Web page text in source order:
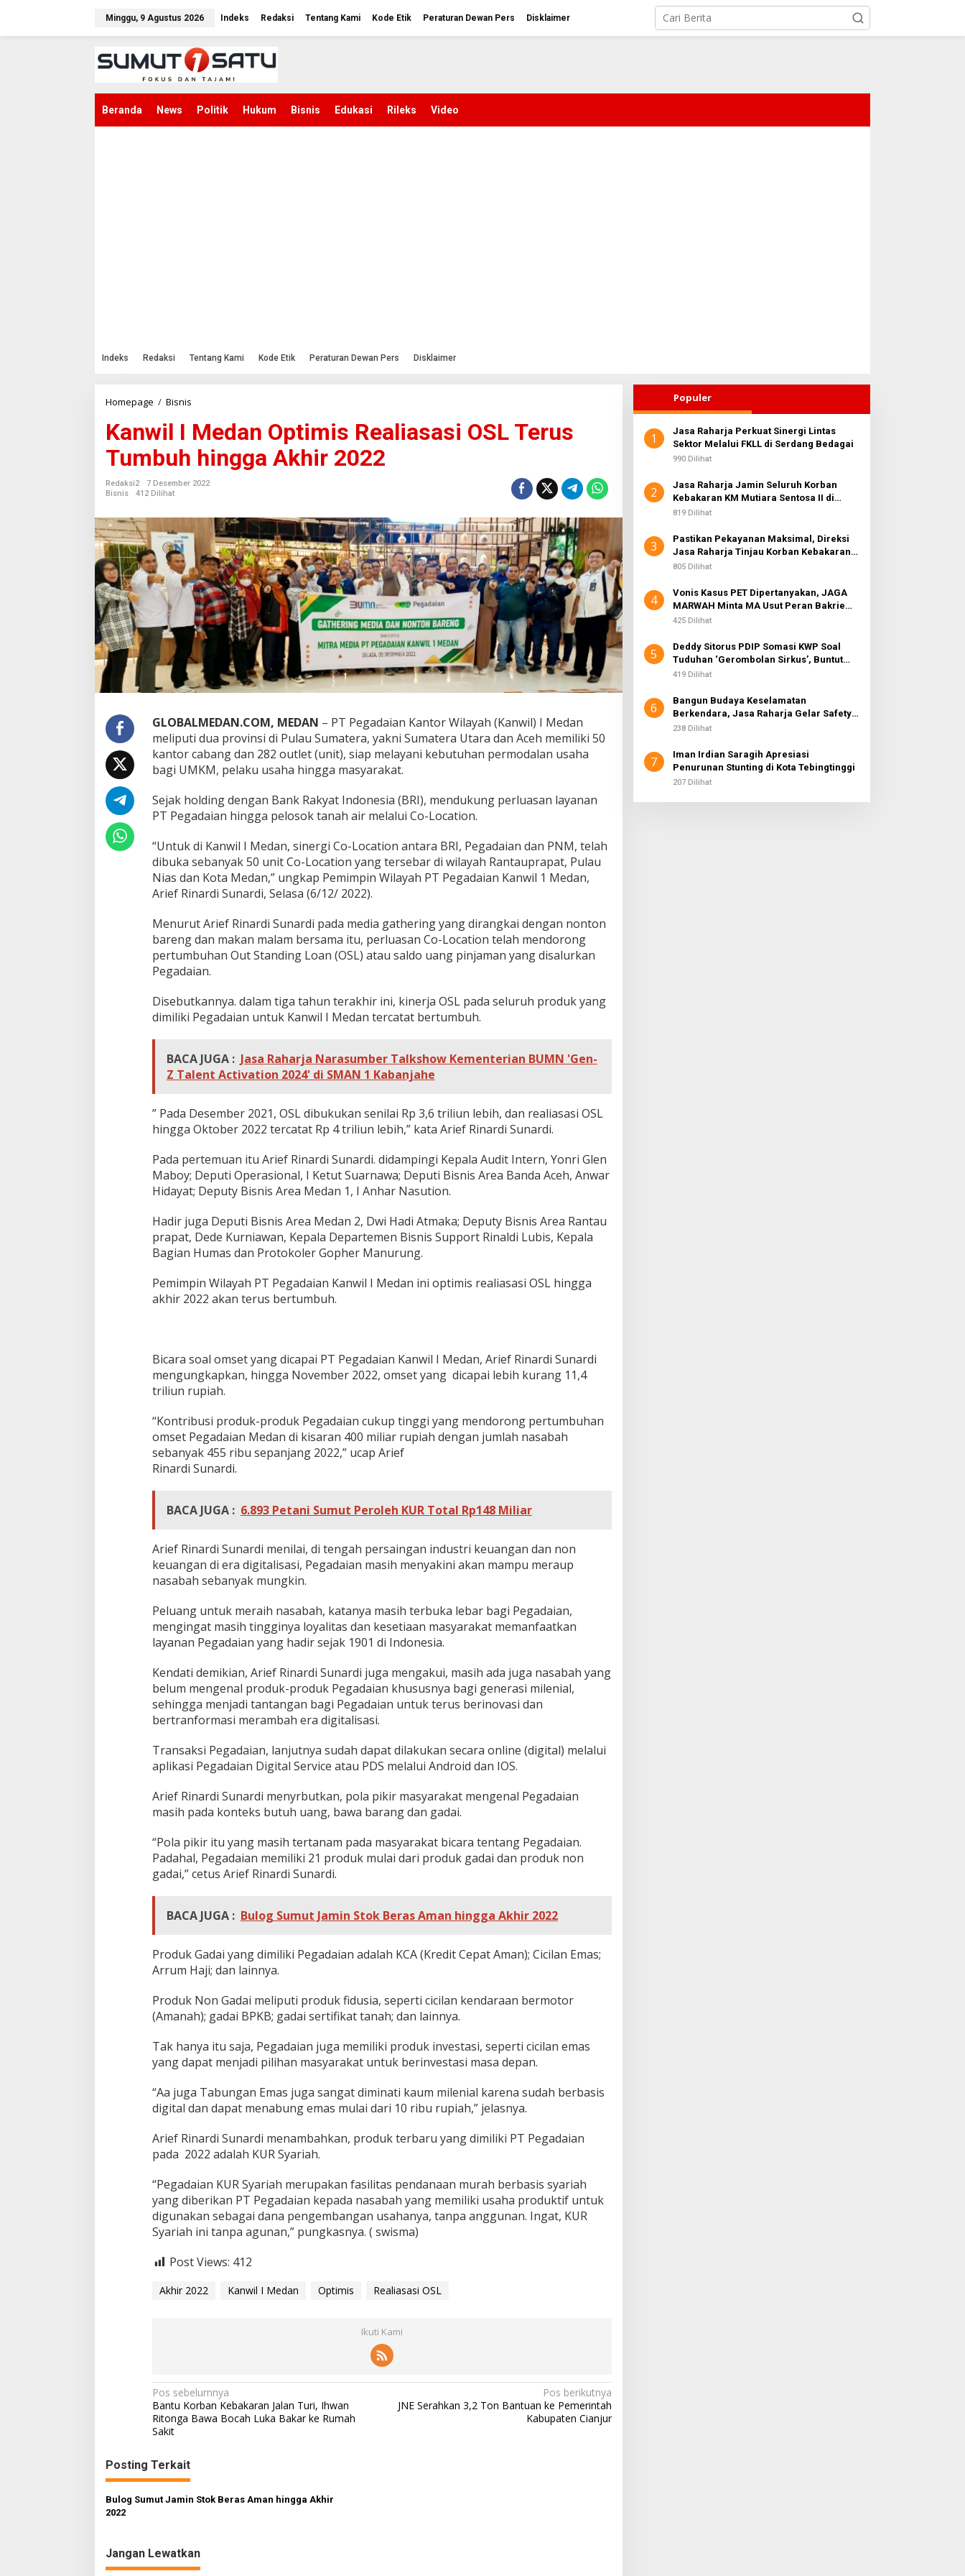
Minggu, 9 Agustus 2026 Indeks Redaksi Tentang Kami Kode Etik Peraturan Dewan Pers Disklaimer
Beranda News Politik Hukum Bisnis Edukasi Rileks Video
Indeks Redaksi Tentang Kami Kode Etik Peraturan Dewan Pers Disklaimer
Homepage / Bisnis
n
w
I
d
a
n
O
p
t
i
m
i
s
R
e
l
s
a
s
O
L
T
r
u
s
T
u
b
u
h
h
i
g
g
a
h
i
0
2
Kanwil I Medan Optimis Realiasasi OSL Terus
Tumbuh hingga Akhir 2022
Redaksi2
7 Desember 2022
Bisnis
412 Dilihat
GLOBALMEDAN.COM, MEDAN – PT Pegadaian Kantor Wilayah (Kanwil) I Medan
meliputi dua provinsi di Pulau Sumatera, yakni Sumatera Utara dan Aceh memiliki 50
kantor cabang dan 282 outlet (unit), siap melayani kebutuhan permodalan usaha
bagi UMKM, pelaku usaha hingga masyarakat.
Sejak holding dengan Bank Rakyat Indonesia (BRI), mendukung perluasan layanan
PT Pegadaian hingga pelosok tanah air melalui Co-Location.
“Untuk di Kanwil I Medan, sinergi Co-Location antara BRI, Pegadaian dan PNM, telah
dibuka sebanyak 50 unit Co-Location yang tersebar di wilayah Rantauprapat, Pulau
Nias dan Kota Medan,” ungkap Pemimpin Wilayah PT Pegadaian Kanwil 1 Medan,
Arief Rinardi Sunardi, Selasa (6/12/ 2022).
Menurut Arief Rinardi Sunardi pada media gathering yang dirangkai dengan nonton
bareng dan makan malam bersama itu, perluasan Co-Location telah mendorong
pertumbuhan Out Standing Loan (OSL) atau saldo uang pinjaman yang disalurkan
Pegadaian.
Disebutkannya. dalam tiga tahun terakhir ini, kinerja OSL pada seluruh produk yang
dimiliki Pegadaian untuk Kanwil I Medan tercatat bertumbuh.
BACA JUGA : Jasa Raharja Narasumber Talkshow Kementerian BUMN 'Gen-
Z Talent Activation 2024' di SMAN 1 Kabanjahe
” Pada Desember 2021, OSL dibukukan senilai Rp 3,6 triliun lebih, dan realiasasi OSL
hingga Oktober 2022 tercatat Rp 4 triliun lebih,” kata Arief Rinardi Sunardi.
Pada pertemuan itu Arief Rinardi Sunardi. didampingi Kepala Audit Intern, Yonri Glen
Maboy; Deputi Operasional, I Ketut Suarnawa; Deputi Bisnis Area Banda Aceh, Anwar
Hidayat; Deputy Bisnis Area Medan 1, I Anhar Nasution.
Hadir juga Deputi Bisnis Area Medan 2, Dwi Hadi Atmaka; Deputy Bisnis Area Rantau
prapat, Dede Kurniawan, Kepala Departemen Bisnis Support Rinaldi Lubis, Kepala
Bagian Humas dan Protokoler Gopher Manurung.
Pemimpin Wilayah PT Pegadaian Kanwil I Medan ini optimis realiasasi OSL hingga
akhir 2022 akan terus bertumbuh.
Bicara soal omset yang dicapai PT Pegadaian Kanwil I Medan, Arief Rinardi Sunardi
mengungkapkan, hingga November 2022, omset yang dicapai lebih kurang 11,4
triliun rupiah.
“Kontribusi produk-produk Pegadaian cukup tinggi yang mendorong pertumbuhan
omset Pegadaian Medan di kisaran 400 miliar rupiah dengan jumlah nasabah
sebanyak 455 ribu sepanjang 2022,” ucap Arief
Rinardi Sunardi.
BACA JUGA : 6.893 Petani Sumut Peroleh KUR Total Rp148 Miliar
Arief Rinardi Sunardi menilai, di tengah persaingan industri keuangan dan non
keuangan di era digitalisasi, Pegadaian masih menyakini akan mampu meraup
nasabah sebanyak mungkin.
Peluang untuk meraih nasabah, katanya masih terbuka lebar bagi Pegadaian,
mengingat masih tingginya loyalitas dan kesetiaan masyarakat memanfaatkan
layanan Pegadaian yang hadir sejak 1901 di Indonesia.
Kendati demikian, Arief Rinardi Sunardi juga mengakui, masih ada juga nasabah yang
belum mengenal produk-produk Pegadaian khususnya bagi generasi milenial,
sehingga menjadi tantangan bagi Pegadaian untuk terus berinovasi dan
bertranformasi merambah era digitalisasi.
Transaksi Pegadaian, lanjutnya sudah dapat dilakukan secara online (digital) melalui
aplikasi Pegadaian Digital Service atau PDS melalui Android dan IOS.
Arief Rinardi Sunardi menyrbutkan, pola pikir masyarakat mengenal Pegadaian
masih pada konteks butuh uang, bawa barang dan gadai.
“Pola pikir itu yang masih tertanam pada masyarakat bicara tentang Pegadaian.
Padahal, Pegadaian memiliki 21 produk mulai dari produk gadai dan produk non
gadai,” cetus Arief Rinardi Sunardi.
BACA JUGA : Bulog Sumut Jamin Stok Beras Aman hingga Akhir 2022
Produk Gadai yang dimiliki Pegadaian adalah KCA (Kredit Cepat Aman); Cicilan Emas;
Arrum Haji; dan lainnya.
Produk Non Gadai meliputi produk fidusia, seperti cicilan kendaraan bermotor
(Amanah); gadai BPKB; gadai sertifikat tanah; dan lainnya.
Tak hanya itu saja, Pegadaian juga memiliki produk investasi, seperti cicilan emas
yang dapat menjadi pilihan masyarakat untuk berinvestasi masa depan.
“Aa juga Tabungan Emas juga sangat diminati kaum milenial karena sudah berbasis
digital dan dapat menabung emas mulai dari 10 ribu rupiah,” jelasnya.
Arief Rinardi Sunardi menambahkan, produk terbaru yang dimiliki PT Pegadaian
pada 2022 adalah KUR Syariah.
“Pegadaian KUR Syariah merupakan fasilitas pendanaan murah berbasis syariah
yang diberikan PT Pegadaian kepada nasabah yang memiliki usaha produktif untuk
digunakan sebagai dana pengembangan usahanya, tanpa anggunan. Ingat, KUR
Syariah ini tanpa agunan,” pungkasnya. ( swisma)
Post Views: 412
Akhir 2022 Kanwil I Medan Optimis Realiasasi OSL
Ikuti Kami
N
a
v
i
g
a
p
Pos sebelumnya
Bantu Korban Kebakaran Jalan Turi, Ihwan
Ritonga Bawa Bocah Luka Bakar ke Rumah
Sakit
Pos berikutnya
JNE Serahkan 3,2 Ton Bantuan ke Pemerintah
Kabupaten Cianjur
Posting Terkait
Bulog Sumut Jamin Stok Beras Aman hingga Akhir
2022
Jangan Lewatkan
Populer
1
Jasa Raharja Perkuat Sinergi Lintas
Sektor Melalui FKLL di Serdang Bedagai
990 Dilihat
2
Jasa Raharja Jamin Seluruh Korban
Kebakaran KM Mutiara Sentosa II di
Perairan Sumenep
819 Dilihat
3
Pastikan Pekayanan Maksimal, Direksi
Jasa Raharja Tinjau Korban Kebakaran
KM Mutiara Sentosa II
805 Dilihat
4
Vonis Kasus PET Dipertanyakan, JAGA
MARWAH Minta MA Usut Peran Bakrie
Group
425 Dilihat
5
Deddy Sitorus PDIP Somasi KWP Soal
Tuduhan ‘Gerombolan Sirkus’, Buntut
Rapat Komisi II Dipimpin Sufmi Dasco
419 Dilihat
6
Bangun Budaya Keselamatan
Berkendara, Jasa Raharja Gelar Safety
Campaign di PT Pasifik Medan Industri
238 Dilihat
7
Iman Irdian Saragih Apresiasi
Penurunan Stunting di Kota Tebingtinggi
207 Dilihat